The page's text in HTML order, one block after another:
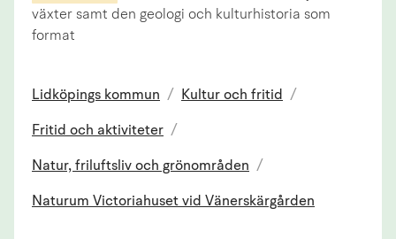
växter samt den geologi och kulturhistoria som
format
Lidköpings kommun / Kultur och fritid /
Fritid och aktiviteter /
Natur, friluftsliv och grönområden /
Naturum Victoriahuset vid Vänerskärgården